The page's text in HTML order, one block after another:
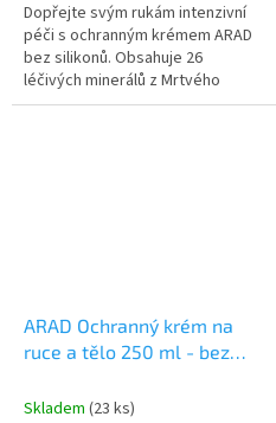
Dopřejte svým rukám intenzivní
péči s ochranným krémem ARAD
bez silikonů. Obsahuje 26
léčivých minerálů z Mrtvého
moře, chrání před vysoušením a
ARAD Ochranný krém na
ruce a tělo 250 ml - bez
Skladem (23 ks)